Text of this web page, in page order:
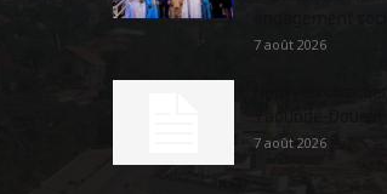
7 août 2026
7 août 2026